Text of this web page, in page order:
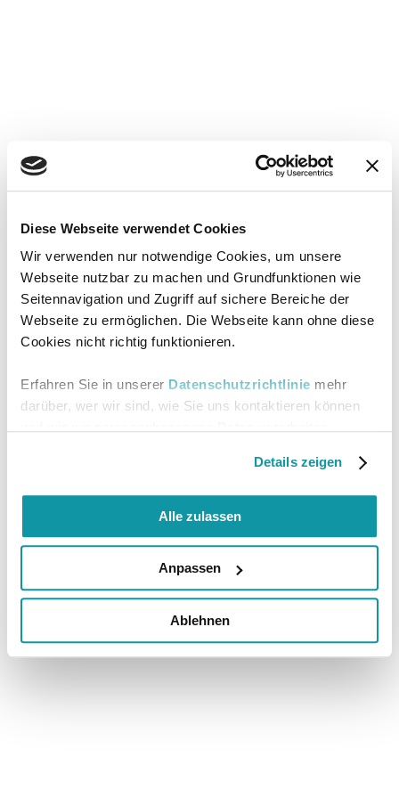
Diese Webseite verwendet Cookies
Wir verwenden nur notwendige Cookies, um unsere
Webseite nutzbar zu machen und Grundfunktionen wie
Seitennavigation und Zugriff auf sichere Bereiche der
Webseite zu ermöglichen. Die Webseite kann ohne diese
Cookies nicht richtig funktionieren.
Erfahren Sie in unserer Datenschutzrichtlinie mehr
darüber, wer wir sind, wie Sie uns kontaktieren können
Details zeigen
Alle zulassen
Anpassen
Ablehnen